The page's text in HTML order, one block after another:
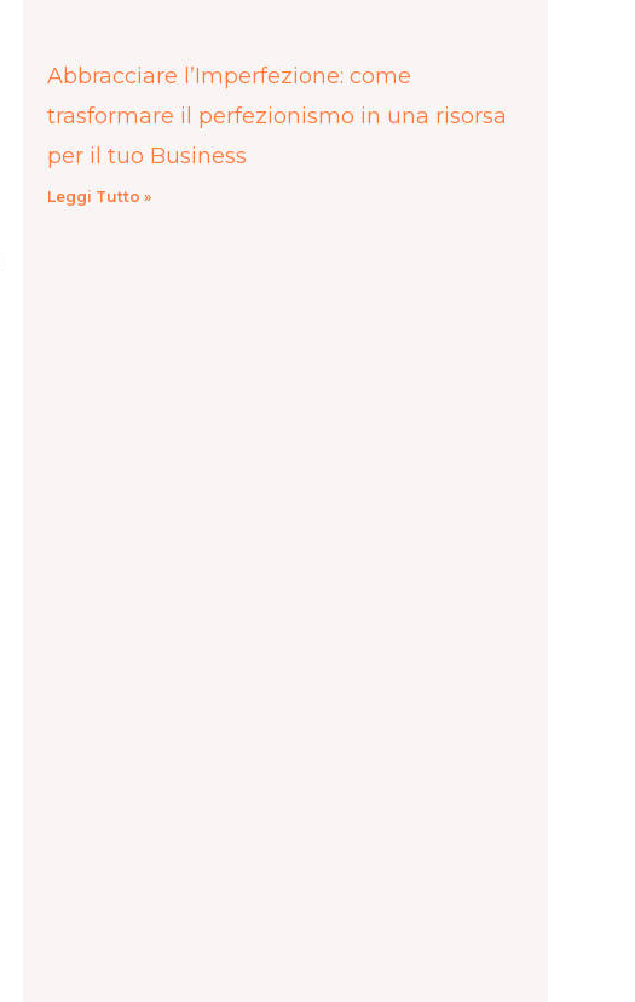
Abbracciare l’Imperfezione: come
trasformare il perfezionismo in una risorsa
per il tuo Business
Leggi Tutto »